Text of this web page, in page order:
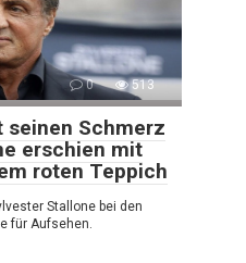
0 513
seinen Schmerz
erschien mit
roten Teppich
Stallone bei den
für Aufsehen.